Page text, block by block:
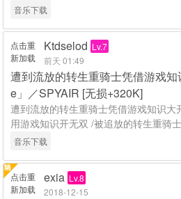
音乐下载
点击重
新加载
Ktdselod Lv.7
前天 01:49
遭到流放的转生重骑士凭借游戏
e」／SPYAIR [无损+320K]
遭到流放的转生重骑士凭借游戏知识
用游戏知识开无双 /被追放的转生重骑
音乐下载
点击重
新加载
exia Lv.8
2018-12-15